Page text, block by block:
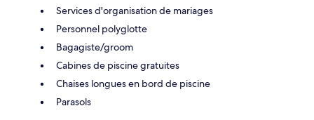
Services d'organisation de mariages
Personnel polyglotte
Bagagiste/groom
Cabines de piscine gratuites
Chaises longues en bord de piscine
Parasols